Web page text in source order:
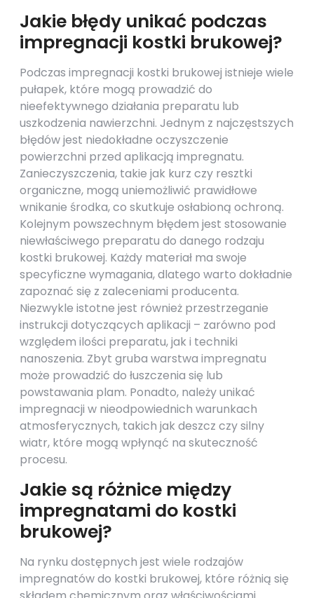
Jakie błędy unikać podczas
impregnacji kostki brukowej?
Podczas impregnacji kostki brukowej istnieje wiele
pułapek, które mogą prowadzić do
nieefektywnego działania preparatu lub
uszkodzenia nawierzchni. Jednym z najczęstszych
błędów jest niedokładne oczyszczenie
powierzchni przed aplikacją impregnatu.
Zanieczyszczenia, takie jak kurz czy resztki
organiczne, mogą uniemożliwić prawidłowe
wnikanie środka, co skutkuje osłabioną ochroną.
Kolejnym powszechnym błędem jest stosowanie
niewłaściwego preparatu do danego rodzaju
kostki brukowej. Każdy materiał ma swoje
specyficzne wymagania, dlatego warto dokładnie
zapoznać się z zaleceniami producenta.
Niezwykle istotne jest również przestrzeganie
instrukcji dotyczących aplikacji – zarówno pod
względem ilości preparatu, jak i techniki
nanoszenia. Zbyt gruba warstwa impregnatu
może prowadzić do łuszczenia się lub
powstawania plam. Ponadto, należy unikać
impregnacji w nieodpowiednich warunkach
atmosferycznych, takich jak deszcz czy silny
wiatr, które mogą wpłynąć na skuteczność
procesu.
Jakie są różnice między
impregnatami do kostki
brukowej?
Na rynku dostępnych jest wiele rodzajów
impregnatów do kostki brukowej, które różnią się